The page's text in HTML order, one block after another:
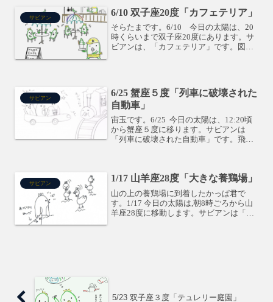
昨日、金星が天秤座に入...
サビアン 6/10 双子座20度「カフェテリア」
そらたまです。6/10 今日の太陽は、20
時くらいまで双子座20度にあります。サ
ビアンは、「カフェテリア」です。図書
おいて、全ての事...
サビアン
6/25 蟹座５度「列車に破壊された
自動車」
宙玉です。6/25 今日の太陽は、12:20頃
から蟹座５度に移ります。サビアンは
「列車に破壊された自動車」です。飛び
るんだろうか・...
サビアン 1/17 山羊座28度「大きな養鶏場」
山の上の養鶏場に到着したかっぱ君で
す。1/17 今日の太陽は,朝8時ごろから山
羊座28度に移動します。サビアンは「大
5/23 双子座３度「テュレリー庭園」